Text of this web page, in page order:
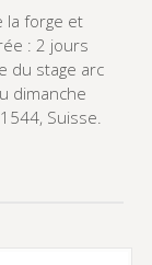
la forge et
: 2 jours
du stage arc
dimanche
Suisse.